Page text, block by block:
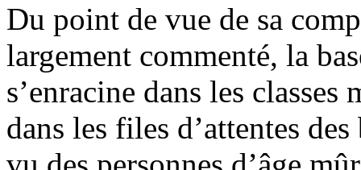
Du point de vue de sa
largement commenté, la
s’enracine dans les classes
dans les files d’attentes